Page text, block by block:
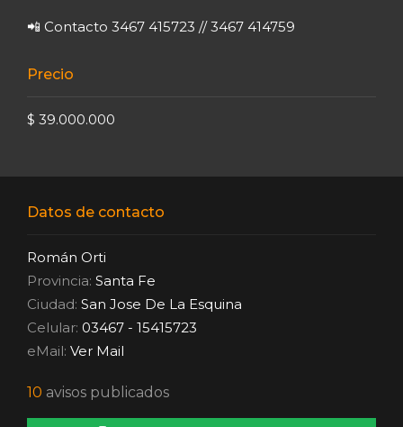
📲 Contacto 3467 415723 // 3467 414759
Precio
$ 39.000.000
Datos de contacto
Román Orti
Provincia: Santa Fe
Ciudad: San Jose De La Esquina
Celular: 03467 - 15415723
eMail: Ver Mail
10 avisos publicados